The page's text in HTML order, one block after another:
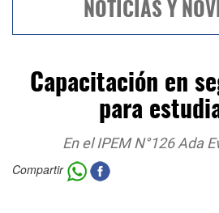
NOTICIAS Y
Capacitación en
para
En el IPEM N°126 Ada
Compartir